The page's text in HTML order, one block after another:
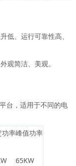
低、运行可靠性高、
观简洁、美观。
台，适用于不同的电
功率峰值功率
65KW